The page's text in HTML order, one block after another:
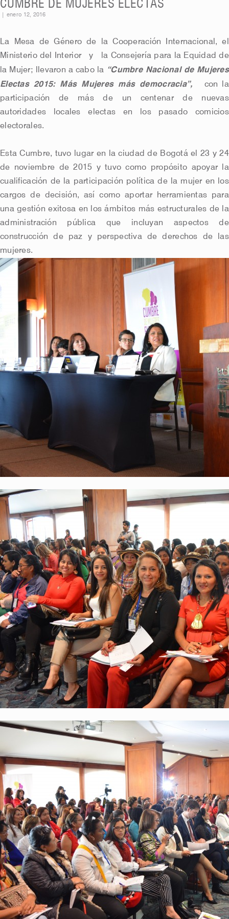
CUMBRE DE MUJERES ELECTAS
enero 12, 2016
La Mesa de Género de la Cooperación Internacional, el
Ministerio del Interior y la Consejería para la Equidad de
la Mujer; llevaron a cabo la “Cumbre Nacional de Mujeres
Electas 2015: Más Mujeres más democracia”,
con la
participación de más de un centenar de nuevas
autoridades locales electas en los pasado comicios
electorales.
Esta Cumbre, tuvo lugar en la ciudad de Bogotá el 23 y 24
de noviembre de 2015 y tuvo como propósito apoyar la
cualificación de la participación política de la mujer en los
cargos de decisión, así como aportar herramientas para
una gestión exitosa en los ámbitos más estructurales de la
administración pública que incluyan aspectos de
construcción de paz y perspectiva de derechos de las
mujeres.